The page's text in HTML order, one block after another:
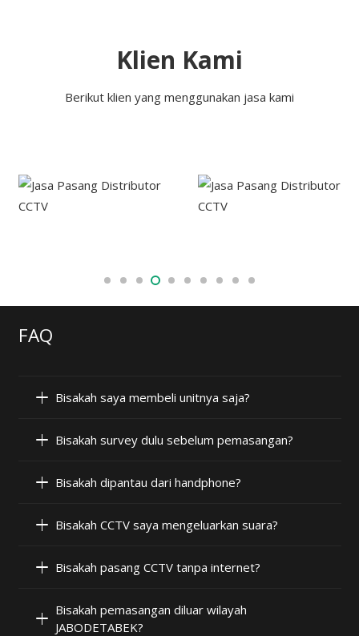
Klien Kami
Berikut klien yang menggunakan jasa kami
FAQ
Bisakah saya membeli unitnya saja?
Bisakah survey dulu sebelum pemasangan?
Bisakah dipantau dari handphone?
Bisakah CCTV saya mengeluarkan suara?
Bisakah pasang CCTV tanpa internet?
Bisakah pemasangan diluar wilayah
JABODETABEK?